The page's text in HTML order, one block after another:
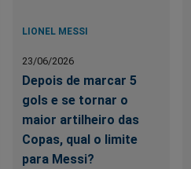
LIONEL MESSI
23/06/2026
Depois de marcar 5
gols e se tornar o
maior artilheiro das
Copas, qual o limite
para Messi?